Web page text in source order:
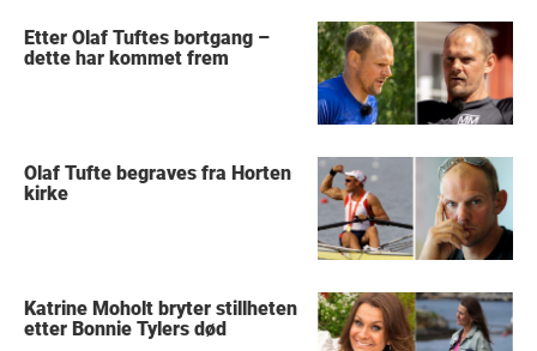
Etter Olaf Tuftes bortgang –
dette har kommet frem
Olaf Tufte begraves fra Horten
kirke
Katrine Moholt bryter stillheten
etter Bonnie Tylers død